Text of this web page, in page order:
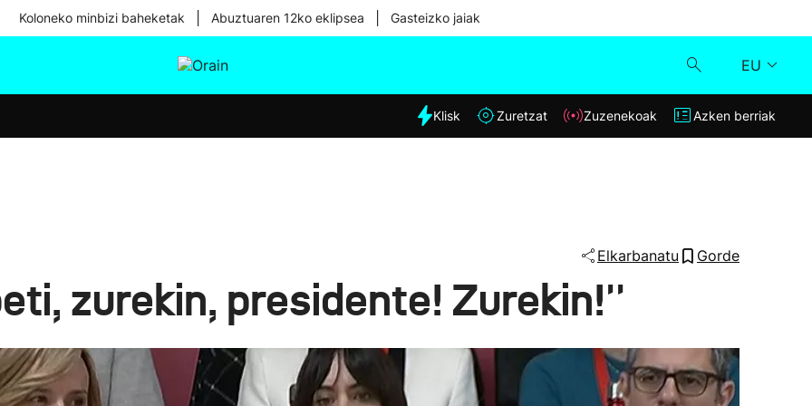
Koloneko minbizi baheketak Abuztuaren 12ko eklipsea Gasteizko jaiak
EU
Eguraldia
Klisk
Klisk Zuretzat Zuzenekoak Azken berriak
Elkarbanatu Gorde
zurekin, presidente! Zurekin!''